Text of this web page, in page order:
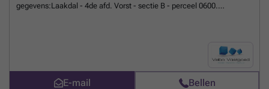
gegevens:Laakdal - 4de afd. Vorst - sectie B - perceel 0600.
E-mail Bellen